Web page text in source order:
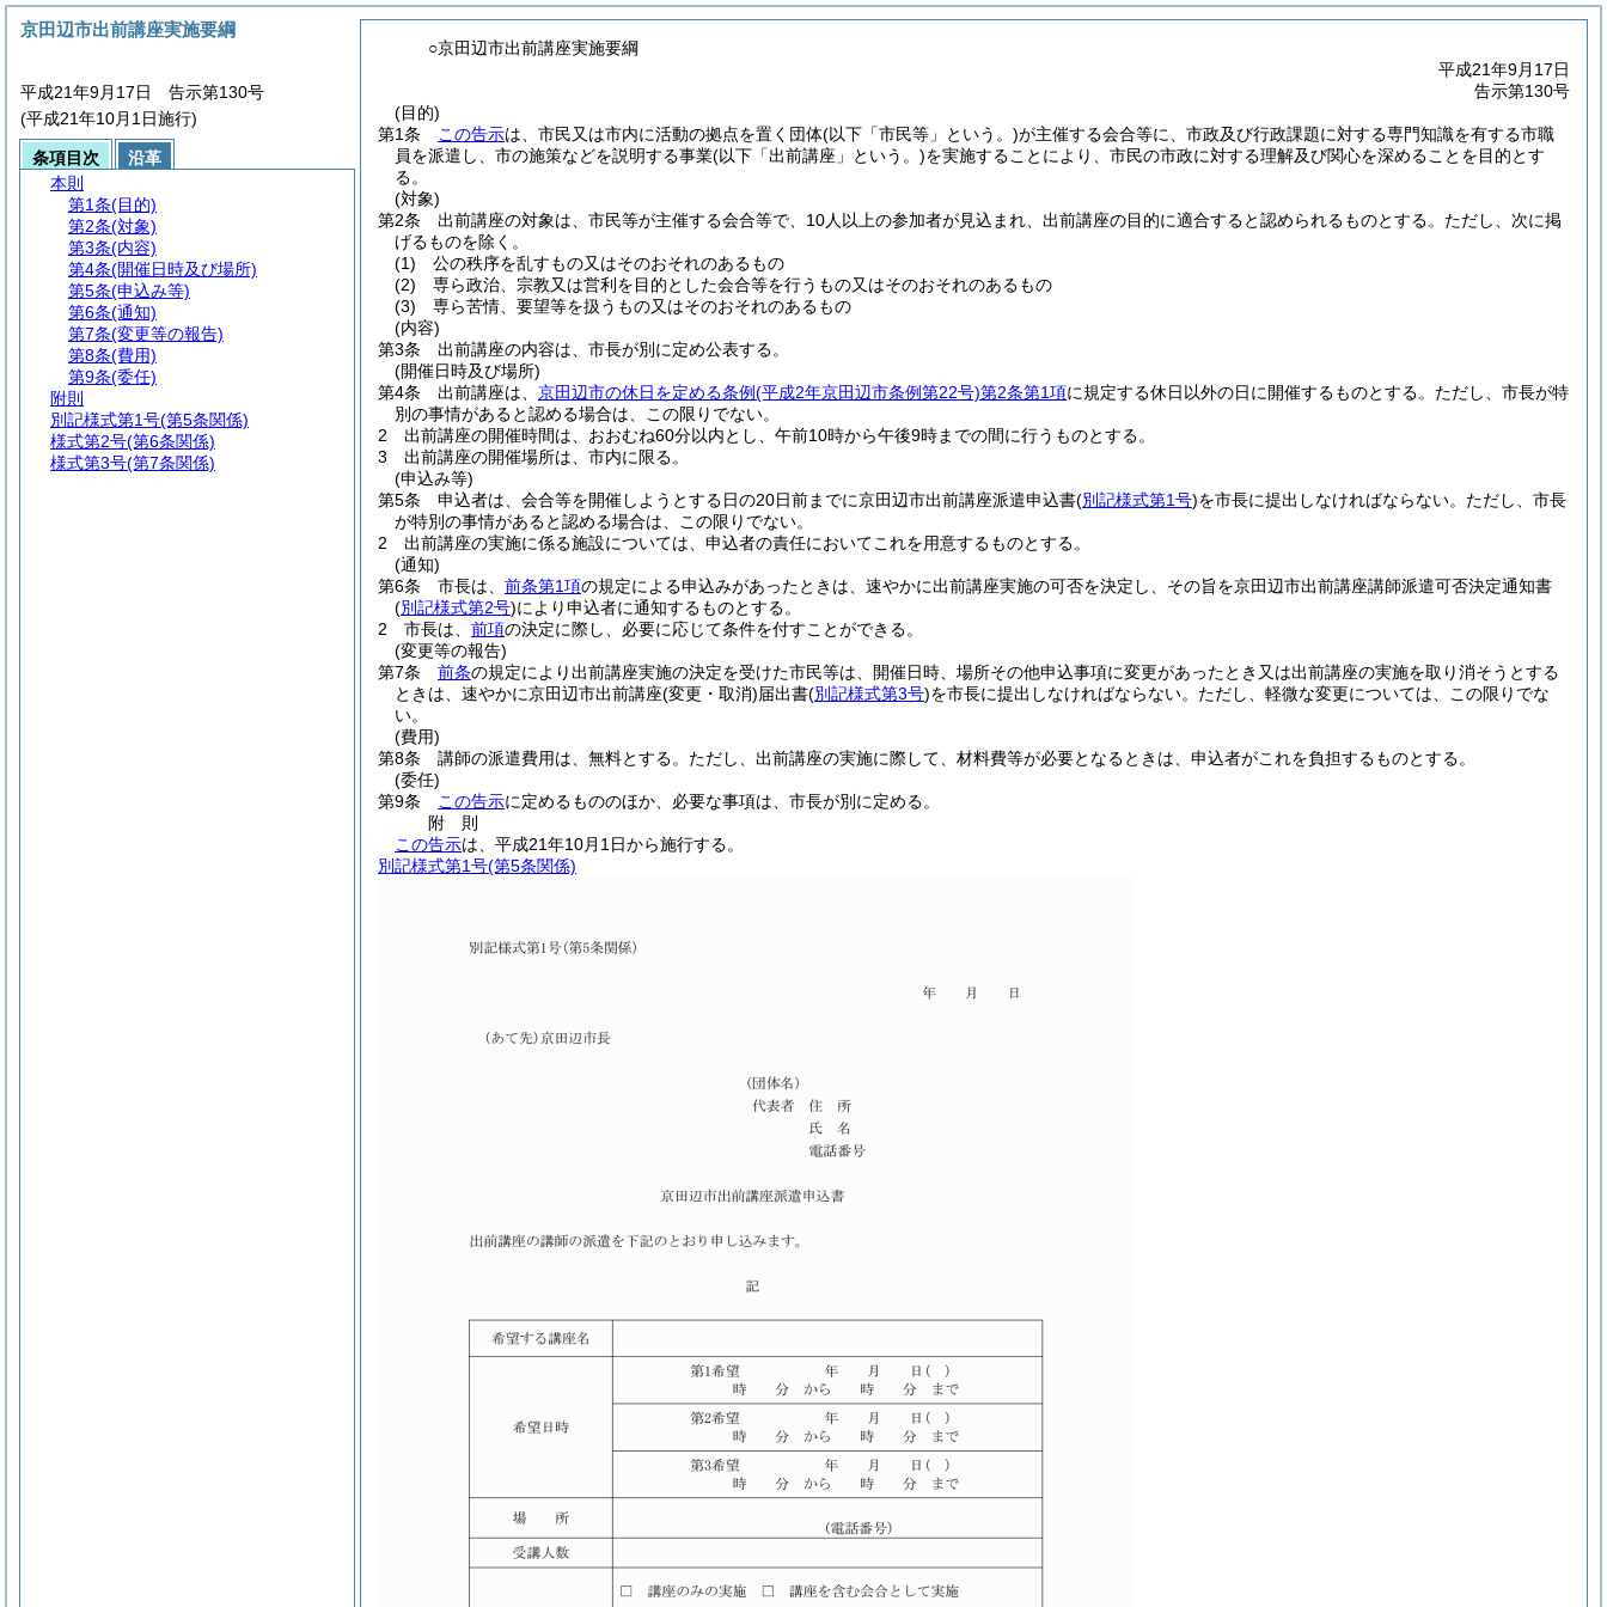
○京田辺市出前講座実施要綱
平成21年9月17日
告示第130号
(目的)
第1条
この告示は、市民又は市内に活動の拠点を置く団体(以下「市民等」という。)が主催する会合等に、市政及び行政課題に対する専門知識を有する市職
員を派遣し、市の施策などを説明する事業(以下「出前講座」という。)を実施することにより、市民の市政に対する理解及び関心を深めることを目的とす
る。
(対象)
第2条
出前講座の対象は、市民等が主催する会合等で、10人以上の参加者が見込まれ、出前講座の目的に適合すると認められるものとする。 ただし、次に掲
げるものを除く。
(1)
公の秩序を乱すもの又はそのおそれのあるもの
(2)
専ら政治、宗教又は営利を目的とした会合等を行うもの又はそのおそれのあるもの
(3)
専ら苦情、要望等を扱うもの又はそのおそれのあるもの
(内容)
第3条
出前講座の内容は、市長が別に定め公表する。
(開催日時及び場所)
第4条
出前講座は、 京田辺市の休日を定める条例(平成2年京田辺市条例第22号)第2条第1項に規定する休日以外の日に開催するものとする。 ただし、市長が特
別の事情があると認める場合は、この限りでない。
2
出前講座の開催時間は、おおむね60分以内とし、午前10時から午後9時までの間に行うものとする。
3
出前講座の開催場所は、市内に限る。
(申込み等)
第5条
申込者は、会合等を開催しようとする日の20日前までに京田辺市出前講座派遣申込書(別記様式第1号)を市長に提出しなければならない。 ただし、市長
が特別の事情があると認める場合は、この限りでない。
2
出前講座の実施に係る施設については、申込者の責任においてこれを用意するものとする。
(通知)
第6条
市長は、 前条第1項の規定による申込みがあったときは、速やかに出前講座実施の可否を決定し、その旨を京田辺市出前講座講師派遣可否決定通知書
(別記様式第2号)により申込者に通知するものとする。
2
市長は、 前項の決定に際し、必要に応じて条件を付すことができる。
(変更等の報告)
第7条
前条の規定により出前講座実施の決定を受けた市民等は、開催日時、場所その他申込事項に変更があったとき又は出前講座の実施を取り消そうとする
ときは、速やかに京田辺市出前講座(変更・取消)届出書(別記様式第3号)を市長に提出しなければならない。 ただし、軽微な変更については、この限りでな
い。
(費用)
第8条
講師の派遣費用は、無料とする。 ただし、出前講座の実施に際して、材料費等が必要となるときは、申込者がこれを負担するものとする。
(委任)
第9条
この告示に定めるもののほか、必要な事項は、市長が別に定める。
附 則
この告示は、平成21年10月1日から施行する。
別記様式第1号(第5条関係)
京田辺市出前講座実施要綱
平成21年9月17日 告示第130号
(平成21年10月1日施行)
条項目次
沿革
本則
第1条(目的)
第2条(対象)
第3条(内容)
第4条(開催日時及び場所)
第5条(申込み等)
第6条(通知)
第7条(変更等の報告)
第8条(費用)
第9条(委任)
附則
別記様式第1号(第5条関係)
様式第2号(第6条関係)
様式第3号(第7条関係)